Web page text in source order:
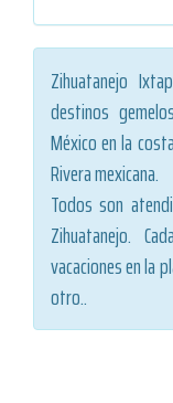
Zihuatanejo
destinos
México en la
Rivera mexicana.
Todos son
Zihuatanejo.
vacaciones en la
otro..